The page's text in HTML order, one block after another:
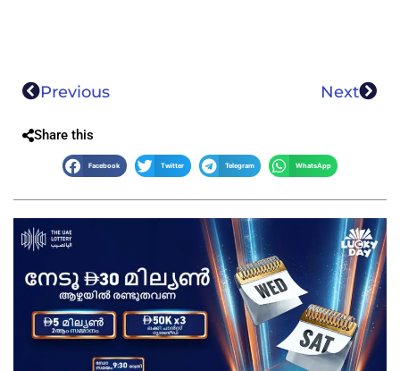
Previous Next
Share this
Facebook Twitter Telegram WhatsApp